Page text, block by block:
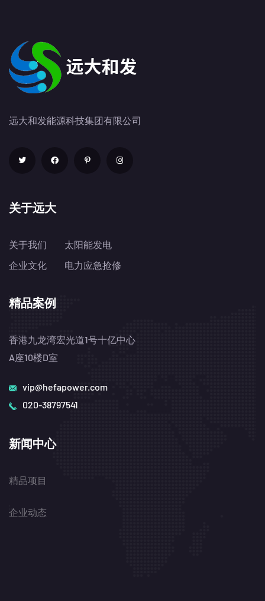
远大和发能源科技集团有限公司
关于远大
关于我们
企业文化
太阳能发电
电力应急抢修
精品案例
香港九龙湾宏光道1号十亿中心
A座10楼D室
vip@hefapower.com
020-38797541
新闻中心
精品项目
企业动态